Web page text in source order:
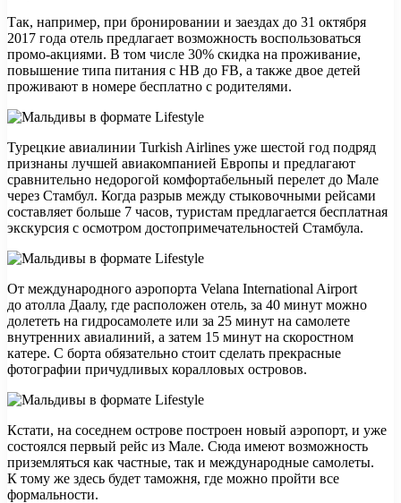
Так, например, при бронировании и заездах до 31 октября
2017 года отель предлагает возможность воспользоваться
промо-акциями. В том числе 30% скидка на проживание,
повышение типа питания с HB до FB, а также двое детей
проживают в номере бесплатно с родителями.
Турецкие авиалинии Turkish Airlines уже шестой год подряд
признаны лучшей авиакомпанией Европы и предлагают
сравнительно недорогой комфортабельный перелет до Мале
через Стамбул. Когда разрыв между стыковочными рейсами
составляет больше 7 часов, туристам предлагается бесплатная
экскурсия с осмотром достопримечательностей Стамбула.
От международного аэропорта Velana International Airport
до атолла Даалу, где расположен отель, за 40 минут можно
долететь на гидросамолете или за 25 минут на самолете
внутренних авиалиний, а затем 15 минут на скоростном
катере. С борта обязательно стоит сделать прекрасные
фотографии причудливых коралловых островов.
Кстати, на соседнем острове построен новый аэропорт, и уже
состоялся первый рейс из Мале. Сюда имеют возможность
приземляться как частные, так и международные самолеты.
К тому же здесь будет таможня, где можно пройти все
формальности.